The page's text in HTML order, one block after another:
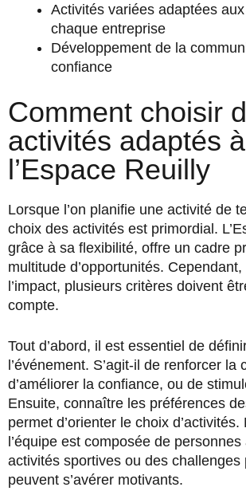
Activités variées adaptées
chaque entreprise
Développement de la
confiance
Comment choisir
activités adaptés à
l’Espace Reuilly
Lorsque l’on planifie une activité de
choix des activités est primordial.
grâce à sa flexibilité, offre un cadre
multitude d’opportunités.
l’impact, plusieurs critères doivent
compte.
Tout d’abord, il est essentiel de
l’événement. S’agit-il de renforcer la
d’améliorer la confiance, ou de
Ensuite, connaître les préférences
permet d’orienter le choix
l’équipe est composée de
activités sportives ou des challenges
peuvent s’avérer motivants.